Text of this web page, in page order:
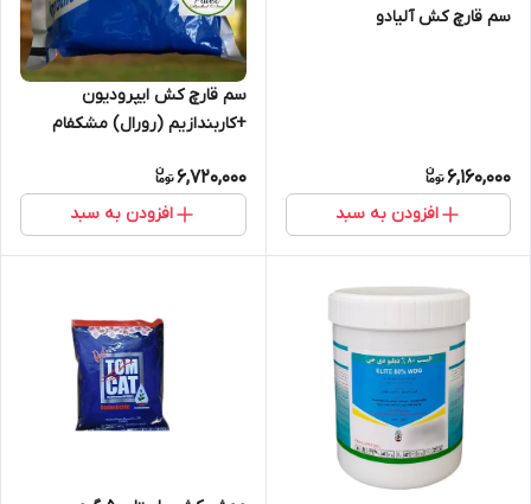
سم قارچ کش آلیادو
6,160,000
افزودن به سبد
سم قارچ کش ایپرودیون
+کاربندازیم (رورال) مشکفام
6,720,000
افزودن به سبد